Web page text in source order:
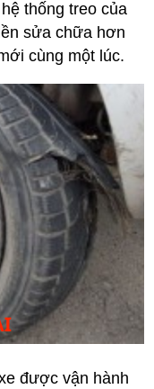
thống treo của
sửa chữa hơn
cùng một lúc.
được vận hành